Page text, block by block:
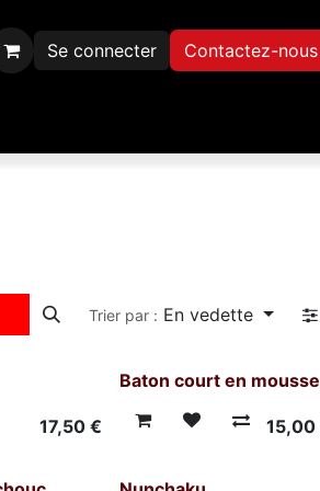
Se connecter Contactez-nous
Trier par : En vedette
17,50€
Baton court en mousse
15,00